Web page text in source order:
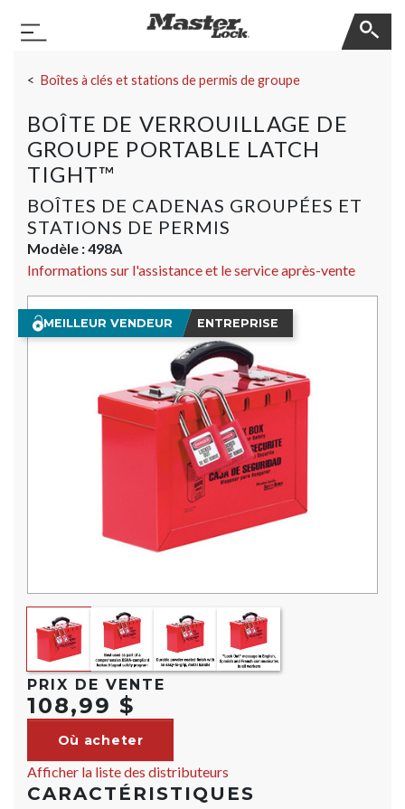
Basculer la navigation
Boîtes à clés et stations de permis de groupe
BOÎTE DE VERROUILLAGE DE
GROUPE PORTABLE LATCH
TIGHT™
BOÎTES DE CADENAS GROUPÉES ET
STATIONS DE PERMIS
Modèle :498A
Informations sur l'assistance et le service après-vente
MEILLEUR VENDEUR ENTREPRISE
PRIX DE VENTE
108,99 $
Où acheter
Afficher la liste des distributeurs
CARACTÉRISTIQUES